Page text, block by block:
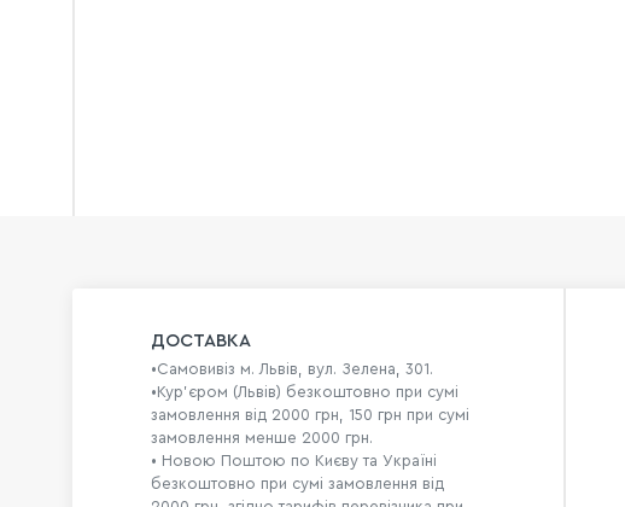
ДОСТАВКА
•Самовивіз м. Львів, вул. Зелена, 301.
•Кур'єром (Львів) безкоштовно при сумі
замовлення від 2000 грн, 150 грн при сумі
замовлення менше 2000 грн.
• Новою Поштою по Києву та Україні
безкоштовно при сумі замовлення від